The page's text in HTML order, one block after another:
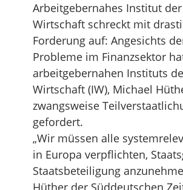
Arbeitgebernahes Institut
Wirtschaft schreckt mit
Forderung auf: Angesichts
Probleme im Finanzsektor
arbeitgebernahen Instituts
Wirtschaft (IW), Michael
zwangsweise
gefordert.
„Wir müssen alle
in Europa verpflichten,
Staatsbeteiligung
Hüther der Süddeutschen